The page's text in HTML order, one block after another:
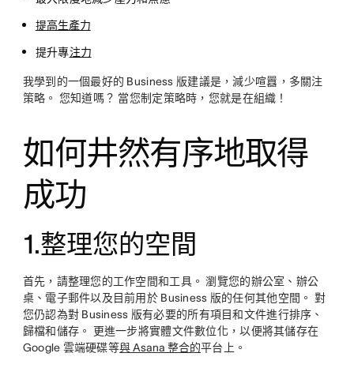
提高生產力
提升專注力
我學到的一個最好的 Business 版建議是，減少喧囂，多關注
策略。 您知道嗎？ 當您制定策略時，您就是在組織！
如何井然有序地取得
成功
1.整理您的空間
首先，請整理您的工作空間和工具。 瀏覽您的辦公室、辦公
桌、電子郵件以及目前用於 Business 版的任何其他空間。 對
您仍認為對 Business 版有必要的所有項目和文件進行排序、
歸檔和儲存。 更進一步將實體文件數位化，以便將其儲存在
Google 雲端硬碟等與 Asana 整合的平台上。